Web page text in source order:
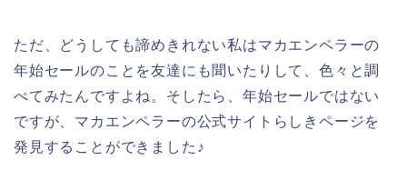
ただ、どうしても諦めきれない私はマカエンペラーの
年始セールのことを友達にも聞いたりして、色々と調
べてみたんですよね。そしたら、年始セールではない
ですが、マカエンペラーの公式サイトらしきページを
発見することができました♪